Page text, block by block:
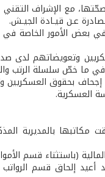
مع الإشراف
عـن قيـادة الجيـش.
بعض الأمور الخاصة في
وتعويضاتهم لدى
ما خصّ سلسلة الرتب
بحقوق العسكريين
العسكرية.
العامة للإدارة وألحقت
الرقابة المالية (باستثناء
أعيد إلحاق قسم